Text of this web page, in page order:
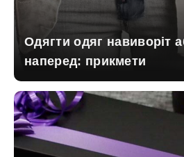
Одягти одяг навиворіт
наперед: прикмети